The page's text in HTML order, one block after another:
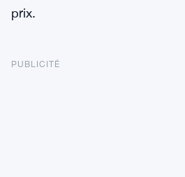
prix.
PUBLICITÉ